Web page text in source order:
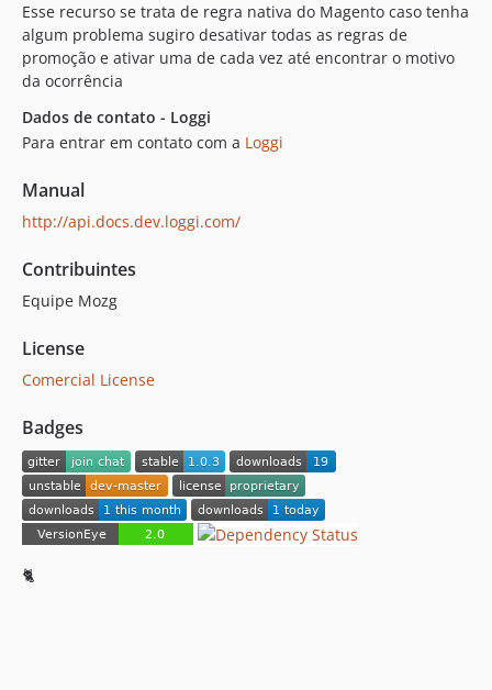
Esse recurso se trata de regra nativa do Magento caso tenha
algum problema sugiro desativar todas as regras de
promoção e ativar uma de cada vez até encontrar o motivo
da ocorrência
Dados de contato - Loggi
Para entrar em contato com a Loggi
Manual
http://api.docs.dev.loggi.com/
Contribuintes
Equipe Mozg
License
Comercial License
Badges
🐈